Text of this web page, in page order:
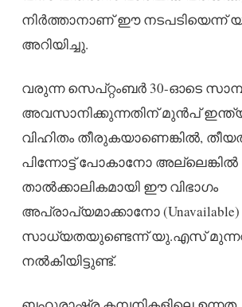
നിർത്താനാണ് ഈ
അറിയിച്ചു.
വരുന്ന സെപ്റ്റംബർ 30-ഓടെ
അവസാനിക്കുന്നതിന് മുൻപ്
വിഹിതം തീരുകയാണെങ്കിൽ,
പിന്നോട്ട് പോകാനോ അല്ലെങ്കിൽ
താൽക്കാലികമായി ഈ വിഭാഗം
അപ്രാപ്യമാക്കാനോ (Unavailable)
സാധ്യതയുണ്ടെന്ന് യു.എസ്
നൽകിയിട്ടുണ്ട്.